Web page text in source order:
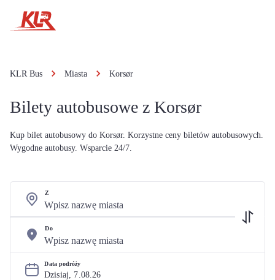
KLR Bus Miasta Korsør
Bilety autobusowe z Korsør
Kup bilet autobusowy do Korsør. Korzystne ceny biletów autobusowych.
Wygodne autobusy. Wsparcie 24/7.
Z
Do
Data podróży
Dzisiaj, 7.08.26